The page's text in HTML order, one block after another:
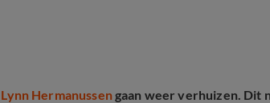
Hermanussengaan weer verhuizen. Dit